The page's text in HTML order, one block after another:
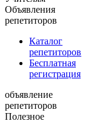
Объявления
репетиторов
Каталог
репетиторов
Бесплатная
регистрация
объявление
репетиторов
Полезное